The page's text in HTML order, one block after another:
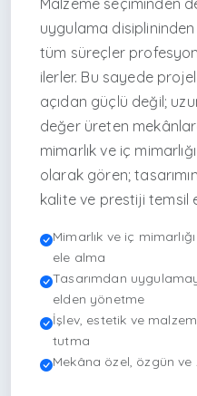
Malzeme seçiminden
uygulama
tüm süreçler
ilerler. Bu sayede
açıdan güçlü değil;
değer üreten
mimarlık ve iç
olarak gören;
kalite ve prestiji temsil
Mimarlık ve iç
ele alma
Tasarımdan
elden yönetme
İşlev, estetik ve
tutma
Mekâna özel, özgün ve